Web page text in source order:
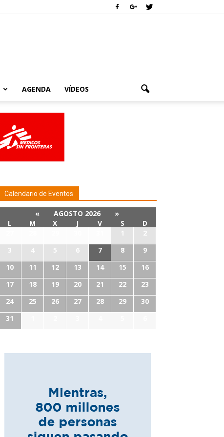
AGENDA VÍDEOS
Calendario de Eventos
« AGOSTO 2026
»
L
M X J V S
D
1
2
3
4 5 6 7 8
9
10
11 12 13 14 15
16
17
18 19 20 21 22
23
24
25 26 27 28 29
30
31